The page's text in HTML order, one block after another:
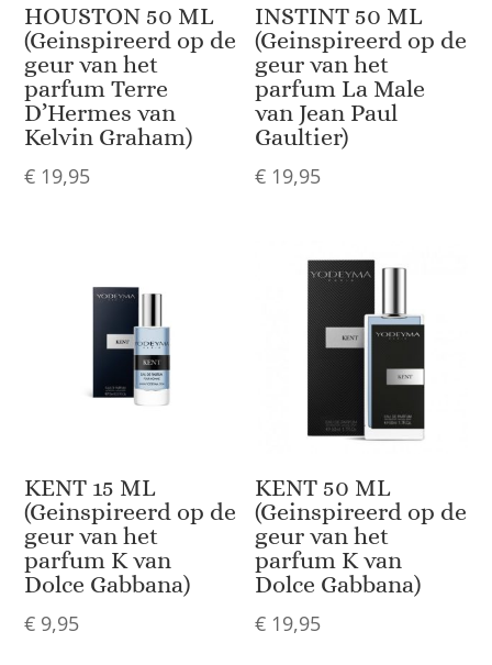
HOUSTON 50 ML
(Geinspireerd op de
geur van het
parfum Terre
D’Hermes van
Kelvin Graham)
€ 19,95
INSTINT 50 ML
(Geinspireerd op de
geur van het
parfum La Male
van Jean Paul
Gaultier)
€ 19,95
KENT 15 ML
(Geinspireerd op de
geur van het
parfum K van
Dolce Gabbana)
€ 9,95
KENT 50 ML
(Geinspireerd op de
geur van het
parfum K van
Dolce Gabbana)
€ 19,95